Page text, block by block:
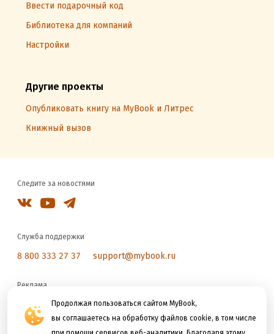
Продолжая пользоваться сайтом MyBook,
вы соглашаетесь на обработку файлов cookie, в том числе
Ввести подарочный код
Библиотека для компаний
Настройки
Другие проекты
Опубликовать книгу на MyBook и Литрес
Книжный вызов
Следите за новостями
Служба поддержки
8 800 333 27 37 support@mybook.ru
Реклама
reklama@litres.ru